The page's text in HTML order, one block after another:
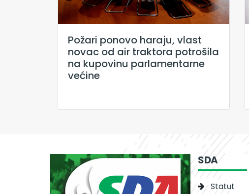
Požari ponovo haraju, vlast
novac od air traktora potrošila
na kupovinu parlamentarne
većine
SDA
Statut